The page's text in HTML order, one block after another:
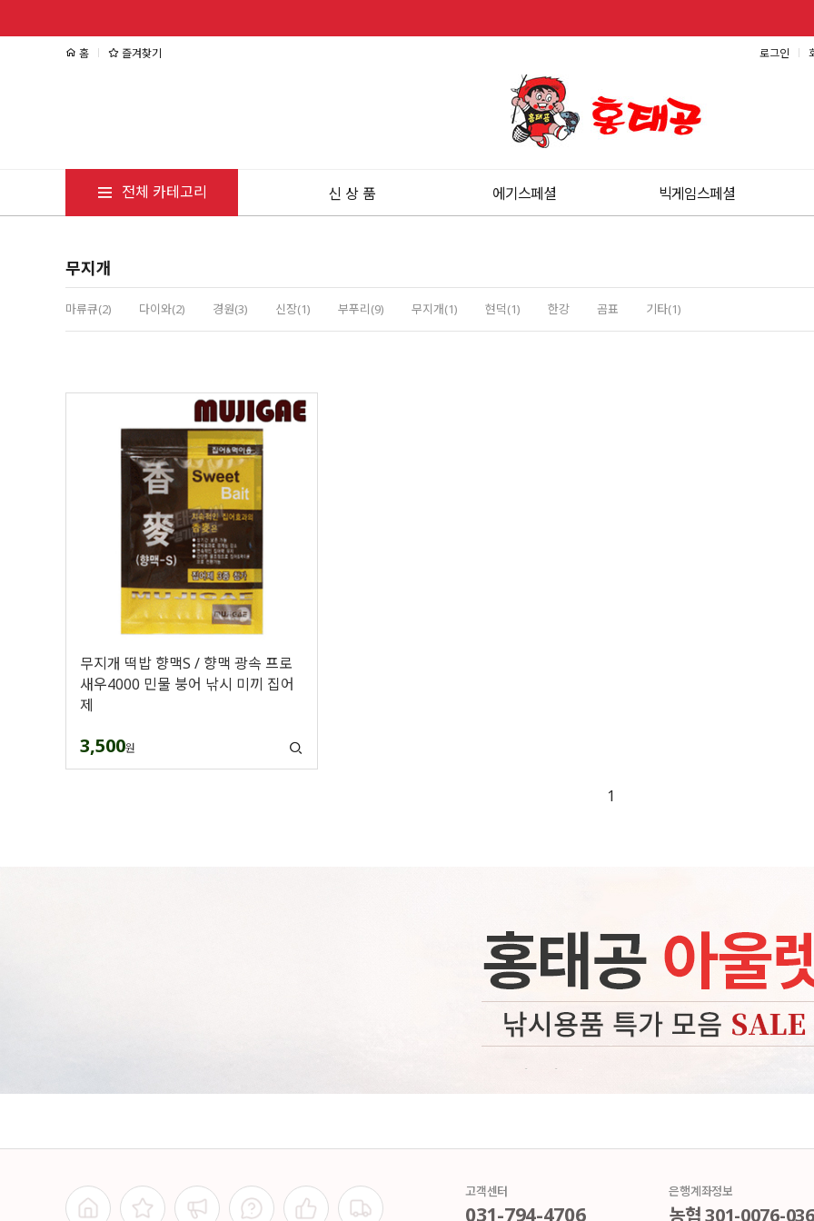
홈 즐겨찾기 로그인
전체 카테고리 신 상 품 에기스페셜 빅게임스페셜
무지개
마류큐(2) 다이와(2) 경원(3) 신장(1) 부푸리(9) 무지개(1) 현덕(1) 한강 곰표 기타(1)
무지개 떡밥 향맥S / 향맥 광속 프로
새우4000 민물 붕어 낚시 미끼 집어
제
3,500원
1
고객센터
031-794-4706
은행계좌정보
농협 301-0076-